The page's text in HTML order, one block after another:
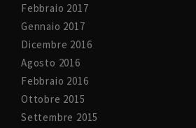
Febbraio 2017
Gennaio 2017
Dicembre 2016
Agosto 2016
Febbraio 2016
Ottobre 2015
Settembre 2015